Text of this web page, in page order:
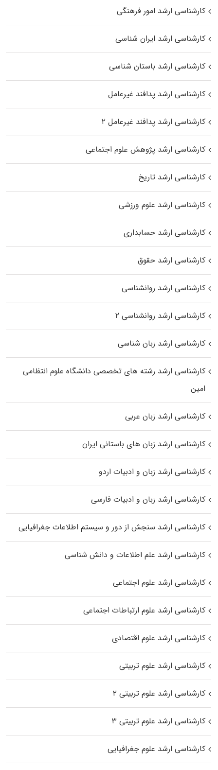
کارشناسی ارشد امور فرهنگی
کارشناسی ارشد ایران شناسی
کارشناسی ارشد باستان شناسی
کارشناسی ارشد پدافند غیرعامل
کارشناسی ارشد پدافند غیرعامل ۲
کارشناسی ارشد پژوهش علوم اجتماعی
کارشناسی ارشد تاریخ
کارشناسی ارشد علوم ورزشی
کارشناسی ارشد حسابداری
کارشناسی ارشد حقوق
کارشناسی ارشد روانشناسی
کارشناسی ارشد روانشناسی ۲
کارشناسی ارشد زبان شناسی
کارشناسی ارشد رﺷﺘﻪ ﻫﺎی تخصصی داﻧﺸﮕﺎه ﻋﻠﻮم انتظامی
اﻣﻴﻦ
کارشناسی ارشد زبان عربی
کارشناسی ارشد زبان‌ های باستانی ایران
کارشناسی ارشد زبان و ادبیات اردو
کارشناسی ارشد زبان و ادبیات فارسی
کارشناسی ارشد سنجش از دور و سیستم اطلاعات جغرافیایی
کارشناسی ارشد علم اطلاعات و دانش شناسی
کارشناسی ارشد علوم اجتماعی
کارشناسی ارشد علوم ارتباطات اجتماعی
کارشناسی ارشد علوم اقتصادی
کارشناسی ارشد علوم تربیتی
کارشناسی ارشد علوم تربیتی ۲
کارشناسی ارشد علوم تربیتی ۳
کارشناسی ارشد علوم جغرافیایی